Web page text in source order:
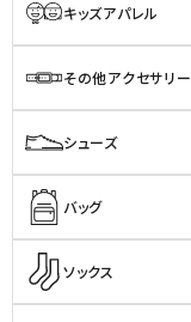
キッズアパレル
その他アクセサリー
シューズ
バッグ
ソックス